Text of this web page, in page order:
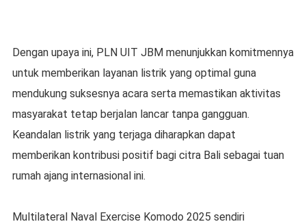
Dengan upaya ini, PLN UIT JBM menunjukkan komitmennya
untuk memberikan layanan listrik yang optimal guna
mendukung suksesnya acara serta memastikan aktivitas
masyarakat tetap berjalan lancar tanpa gangguan.
Keandalan listrik yang terjaga diharapkan dapat
memberikan kontribusi positif bagi citra Bali sebagai tuan
rumah ajang internasional ini.
Multilateral Naval Exercise Komodo 2025 sendiri